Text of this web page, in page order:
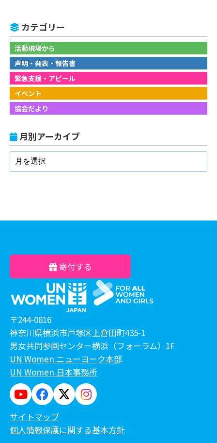
カテゴリー
活動現場から
声明・発表・報告書
緊急支援・アピール
イベント
協会だより
月別アーカイブ
寄付する
〒244-0816
神奈川県横浜市戸塚区上倉田町435-1
男女共同参画センター横浜（フォーラム）1F
UN Women ニューヨーク本部
UN Women 日本事務所
サイトマップ
個人情報保護に関する基本方針